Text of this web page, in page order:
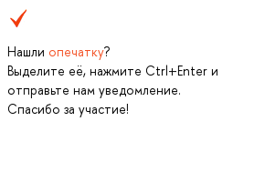
Нашли опечатку?
Выделите её, нажмите Ctrl+Enter и
отправьте нам уведомление.
Спасибо за участие!